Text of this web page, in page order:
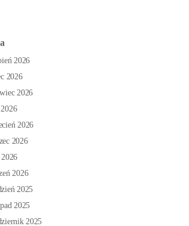
2026
2026
2026
2026
2026
2026
2025
2025
2025